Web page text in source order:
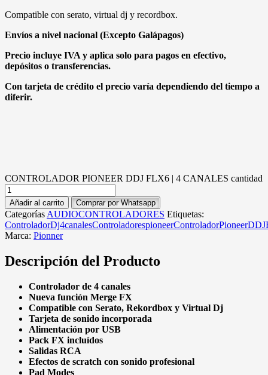
Compatible con serato, virtual dj y recordbox.
Envíos a nivel nacional (Excepto Galápagos)
Precio incluye IVA y aplica solo para pagos en efectivo,
depósitos o transferencias.
Con tarjeta de crédito el precio varía dependiendo del tiempo a
diferir.
CONTROLADOR PIONEER DDJ FLX6 | 4 CANALES cantidad
Añadir al carrito Comprar por Whatsapp
Categorías AUDIOCONTROLADORES Etiquetas:
ControladorDj4canalesControladorespioneer
Marca: Pionner
Descripción del Producto
Controlador de 4 canales
Nueva función Merge FX
Compatible con Serato, Rekordbox y Virtual Dj
Tarjeta de sonido incorporada
Alimentación por USB
Pack FX incluídos
Salidas RCA
Efectos de scratch con sonido profesional
Pad Modes